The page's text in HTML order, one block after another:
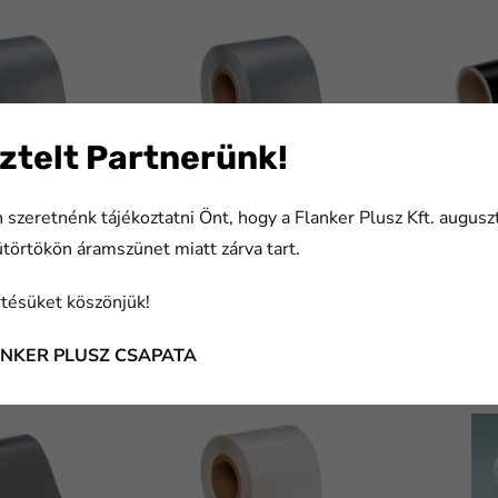
Címkeanyag,
150 mm x 508 m
3M™ 7818EH
Hőtranszferes, nyomtatható
7000042395
3M™
Partnerünk!
szeretnénk tájékoztatni Önt, hogy a Flanker Plusz Kft.
áramszünet miatt zárva tart.
köszönjük!
PLUSZ CSAPATA